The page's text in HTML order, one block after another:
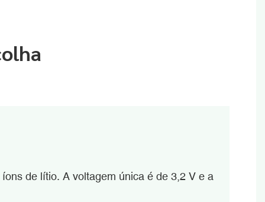
de lítio. A voltagem única é de 3,2 V e a